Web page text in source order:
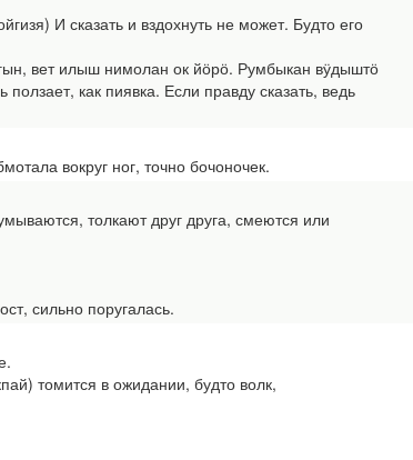
И сказать и вздохнуть не может. Будто его
вет илыш нимолан ок йӧрӧ. Румбыкан вӱдыштӧ
как пиявка. Если правду сказать, ведь
вокруг ног, точно бочоночек.
толкают друг друга, смеются или
сильно поругалась.
томится в ожидании, будто волк,